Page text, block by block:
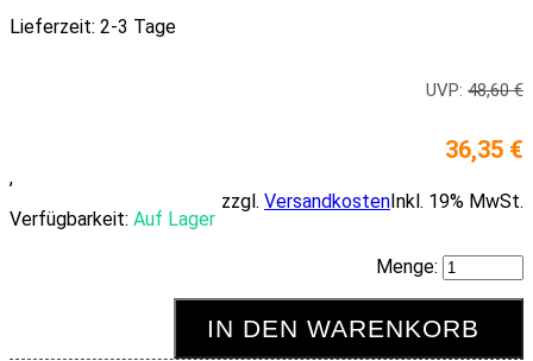
Lieferzeit: 2-3 Tage
UVP: 48,60 €
36,35 €
Inkl. 19% MwSt.
,
zzgl. Versandkosten
Verfügbarkeit: Auf Lager
Menge:
IN DEN WARENKORB